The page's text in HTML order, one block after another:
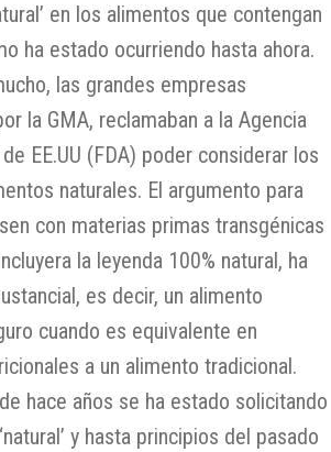
en los alimentos que contengan
ha estado ocurriendo hasta ahora.
las grandes empresas
la GMA, reclamaban a la Agencia
EE.UU (FDA) poder considerar los
naturales. El argumento para
con materias primas transgénicas
la leyenda 100% natural, ha
es decir, un alimento
cuando es equivalente en
a un alimento tradicional.
hace años se ha estado solicitando
y hasta principios del pasado